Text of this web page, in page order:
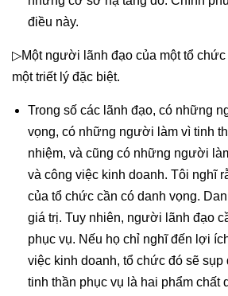
điều này.
▷Một người lãnh đạo của một tổ
một triết lý đặc biệt.
Trong số các lãnh đạo, có những
vọng, có những người làm vì tinh
nhiệm, và cũng có những người
và công việc kinh doanh. Tôi nghĩ
của tổ chức cần có danh vọng.
giá trị. Tuy nhiên, người lãnh đạo
phục vụ. Nếu họ chỉ nghĩ đến lợi
việc kinh doanh, tổ chức đó sẽ sụp
tinh thần phục vụ là hai phẩm chất